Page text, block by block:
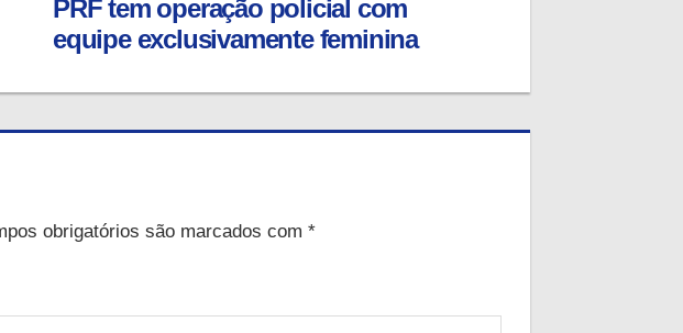
PRF tem operação policial com
equipe exclusivamente feminina
obrigatórios são marcados com *